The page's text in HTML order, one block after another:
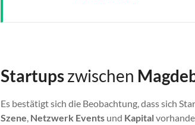
Startupszwischen
Es bestätigt sich die Beobachtung, dass sich
Szene Netzwerk Events und Kapital